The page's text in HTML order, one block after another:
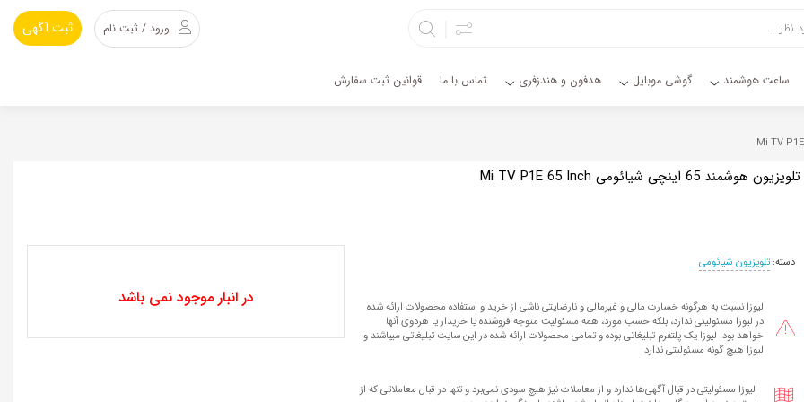
ورود / ثبت نام ثبت آگهی
ساعت هوشمند گوشی موبایل هدفون و هندزفری تماس با ما قوانین ثبت سفارش
تلویزیون هوشمند 65 اینچی شیائومی Mi TV P1E 65 Inch
دسته: تلویزیون شیائومی
لیوزا نسبت به هرگونه خسارت مالی و غیرمالی و نارضایتی ناشی از خرید و استفاده محصولات ارائه شده
در لیوزا مسئولیتی ندارد، بلکه حسب مورد، همه مسئولیت متوجه فروشنده یا خریدار یا هردوی آنها
خواهد بود. لیوزا یک پلتفرم تبلیغاتی بوده و تمامی محصولات ارائه شده در این سایت تبلیغاتی میباشند و
لیوزا هیچ گونه مسئولیتی ندارد
لیوزا مسئولیتی در قبال آگهی‌ها ندارد و از معاملات نیز هیچ سودی نمی‌برد و تنها در قبال معاملاتی که از
در انبار موجود نمی باشد